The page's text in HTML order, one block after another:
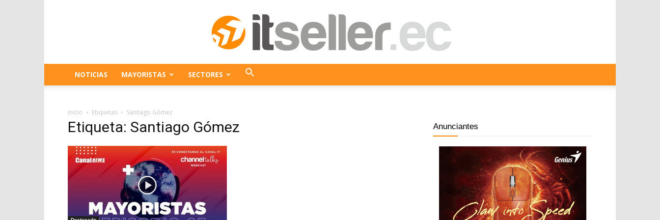
ITseller
NOTICIAS MAYORISTAS SECTORES
Inicio Etiquetas Santiago Gómez
Etiqueta: Santiago Gómez Anunciantes